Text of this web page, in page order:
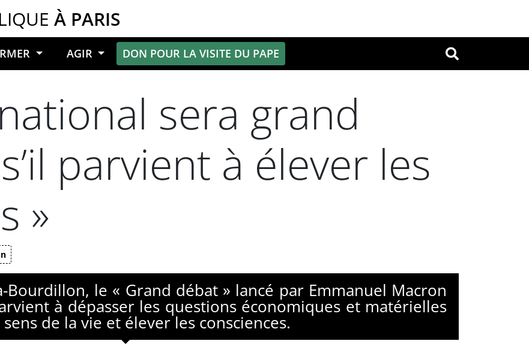
À PARIS
OK
AGIR DON POUR LA VISITE DU PAPE
sera grand
parvient à élever les
»
le « Grand débat » lancé par Emmanuel Macron
à dépasser les questions économiques et matérielles
de la vie et élever les consciences.